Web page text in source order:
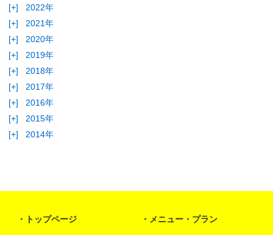
[+]
2022年
[+]
2021年
[+]
2020年
[+]
2019年
[+]
2018年
[+]
2017年
[+]
2016年
[+]
2015年
[+]
2014年
トップページ メニュー・プラン